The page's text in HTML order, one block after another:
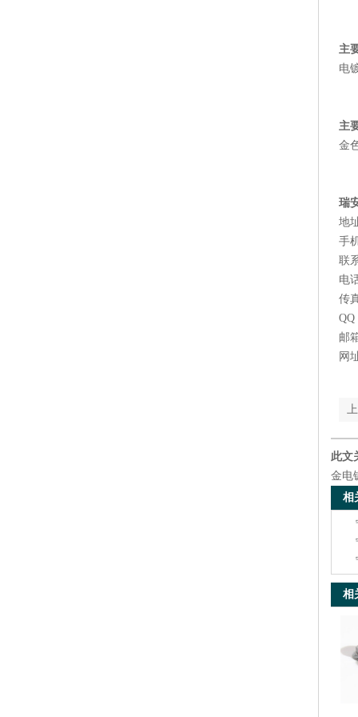
主
电
主
金
瑞
地
手
联
电
传
QQ
邮
网
此文
金电
相
相